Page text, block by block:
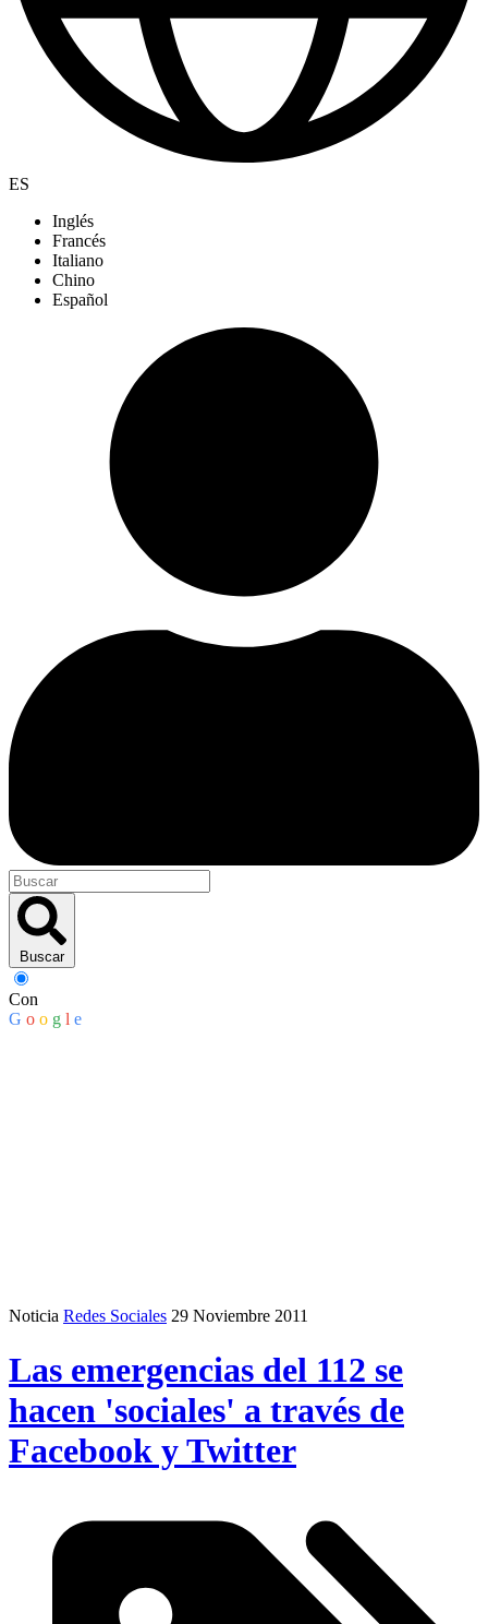
ES
Inglés
Francés
Italiano
Chino
Español
Buscar
Con
G o o g l e
Noticia Redes Sociales 29 Noviembre 2011
Las emergencias del 112 se
hacen 'sociales' a través de
Facebook y Twitter